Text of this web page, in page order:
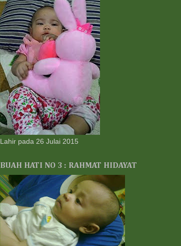
Khasiat dan manfaat Kakao
untuk kanak kanak dan kaki
sukan !
1 week ago
arepnakbebel
Keputusan PRN Johor 2026 |
Dekat Mana Nak Tengok
Result Terkini?
3 weeks ago
KomenSen
GAJI TAKKAN PERNAH
CUKUP.
5 weeks ago
♥ Qครєђ ๔คℓเค ค๔єℓเค ♥
Chooyaya Secret Garden
1 month ago
mknace unlimited | the
colours of life
CMP MELTING CHEESE
CAFE: AKHIRNYA SAMPAI
JUGA!
2 months ago
Lahir pada 26 Julai 2015
BUAH HATI NO 3 : RAHMAT HIDAYAT